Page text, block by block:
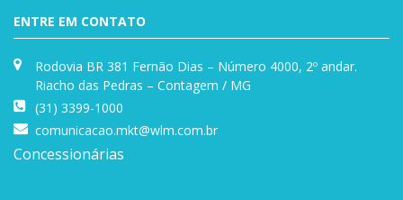
ENTRE EM CONTATO
Rodovia BR 381 Fernão Dias – Número 4000, 2º andar.
Riacho das Pedras – Contagem / MG
(31) 3399-1000
comunicacao.mkt@wlm.com.br
Concessionárias